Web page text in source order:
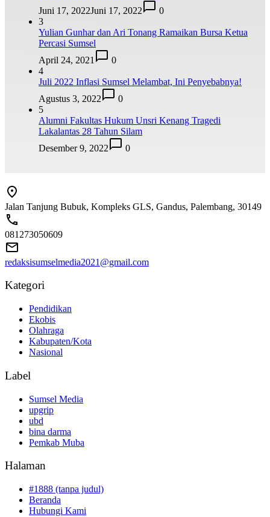
Juni 17, 2022Juni 17, 2022
0
3
Yulian Gunhar dan Ari Tonang Ramaikan Bursa Ketua
Percasi Sumsel
April 24, 2021
0
4
Juli 2022 Inflasi Sumsel Melambat, Ini Penyebabnya!
Agustus 3, 2022
0
5
Alumni Fakultas Hukum Unsri Kenang Tragedi
Lakalantas 28 Tahun Silam
Desember 9, 2022
0
Jalan Tanjung Bubuk, Kompleks GLS, Gandus, Palembang, 30149
081273050609
redaksisumselmedia2021@gmail.com
Kategori
Pendidikan
Ekobis
Olahraga
Kabupaten/Kota
Nasional
Label
Sumsel Media
upgrip
ubd
bina darma
Pemkab Muba
Halaman
#1888 (tanpa judul)
Beranda
Hubungi Kami